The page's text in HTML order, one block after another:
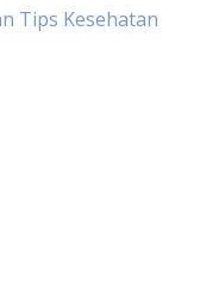
Tips Kesehatan